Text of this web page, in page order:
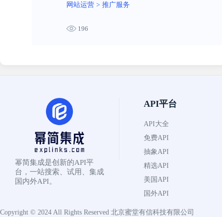
网站运营 > 推广服务
196
幂简集成是创新的API平
台，一站搜索、试用、集成
国内外API。
API平台
API大全
免费API
抽象API
精选API
美国API
国外API
Copyright © 2024 All Rights Reserved 北京蜜堂有信科技有限公司